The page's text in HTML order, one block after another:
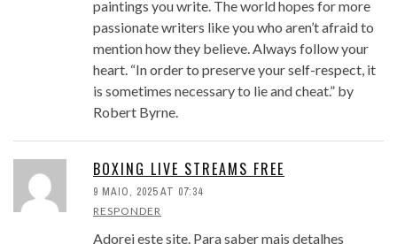
paintings you write. The world hopes for more
passionate writers like you who aren’t afraid to
mention how they believe. Always follow your
heart. “In order to preserve your self-respect, it
is sometimes necessary to lie and cheat.” by
Robert Byrne.
BOXING LIVE STREAMS FREE
9 MAIO, 2025 AT 07:34
RESPONDER
Adorei este site. Para saber mais detalhes